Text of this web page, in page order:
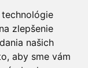
zlepšenie
našich
aby sme vám